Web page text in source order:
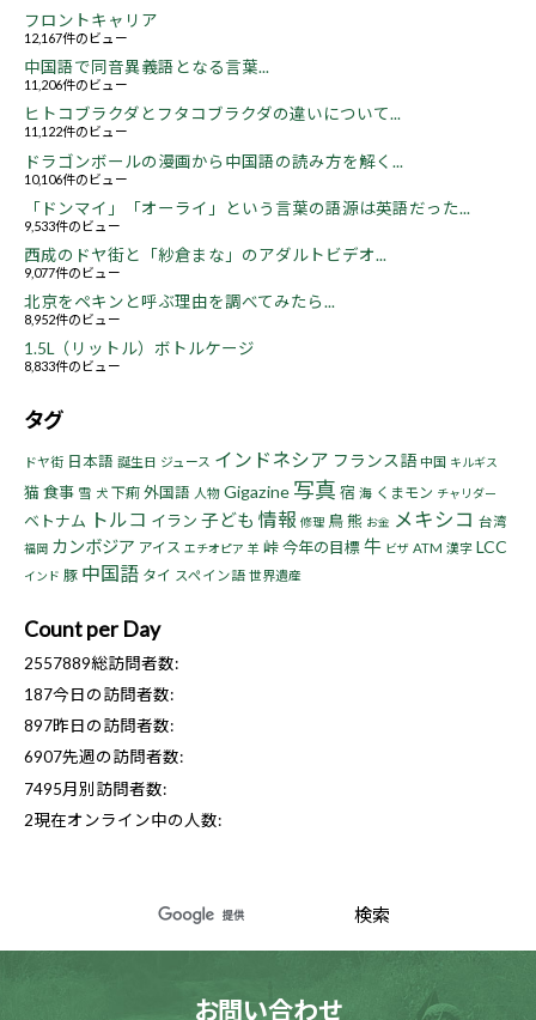
フロントキャリア
12,167件のビュー
中国語で同音異義語となる言葉...
11,206件のビュー
ヒトコブラクダとフタコブラクダの違いについて...
11,122件のビュー
ドラゴンボールの漫画から中国語の読み方を解く...
10,106件のビュー
「ドンマイ」「オーライ」という言葉の語源は英語だった...
9,533件のビュー
西成のドヤ街と「紗倉まな」のアダルトビデオ...
9,077件のビュー
北京をペキンと呼ぶ理由を調べてみたら...
8,952件のビュー
1.5L（リットル）ボトルケージ
8,833件のビュー
タグ
ドヤ街 日本語 誕生日 ジュース インドネシア フランス語 中国 キルギス
猫食事 雪 犬 下痢 外国語 人物 Gigazine 写真 宿 海 くまモン チャリダー
ベトナム トルコ イラン 子ども 情報 修理 鳥熊 お金 メキシコ 台湾
福岡 カンボジア アイス エチオピア 羊 峠今年の目標牛 ビザ ATM 漢字 LCC
インド 豚 中国語 タイ スペイン語 世界遺産
Count per Day
2557889総訪問者数:
187今日の訪問者数:
897昨日の訪問者数:
6907先週の訪問者数:
7495月別訪問者数:
2現在オンライン中の人数:
お問い合わせ